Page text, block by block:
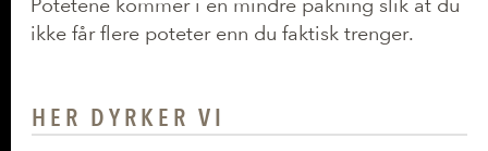
ikke får flere poteter enn du faktisk trenger.
HER DYRKER VI